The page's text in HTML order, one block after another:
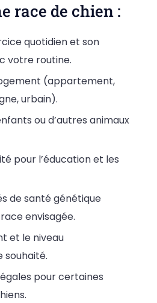
race de chien :
quotidien et son
votre routine.
(appartement,
urbain).
ou d’autres animaux
pour l’éducation et les
de santé génétique
envisagée.
et le niveau
souhaité.
pour certaines